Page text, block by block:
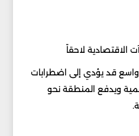
الاقتصادية لاحقاً
قد يؤدي إلى اضطرابات
ويدفع المنطقة نحو